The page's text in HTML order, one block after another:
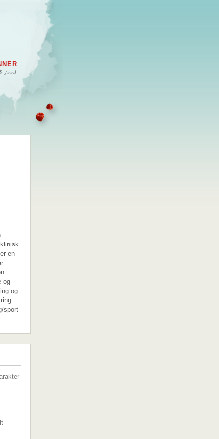
feed
en
og
og
sport